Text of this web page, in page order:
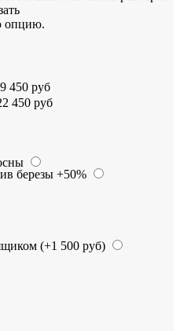
опцию.
450 руб
450 руб
березы +50%
(+1 500 руб)